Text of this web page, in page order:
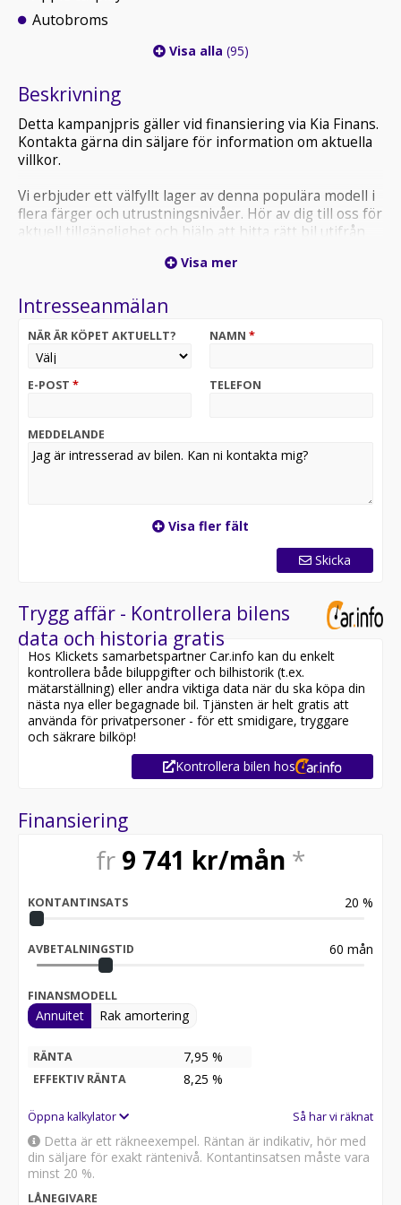
Autobroms
Visa alla (95)
Beskrivning
Detta kampanjpris gäller vid finansiering via Kia Finans.
Kontakta gärna din säljare för information om aktuella
villkor.
Vi erbjuder ett välfyllt lager av denna populära modell i
flera färger och utrustningsnivåer. Hör av dig till oss för
aktuell tillgänglighet och hjälp att hitta rätt bil utifrån
motsvarande bil redo för provkörning. Du är varmt
Framtida Bil.
ålder eller miltal, och erbjuder skräddarsydda
Kontakta:
Alessandro
Visa mer
Intresseanmälan
NÄR ÄR KÖPET AKTUELLT? NAMN *
E-POST * TELEFON
MEDDELANDE
Visa fler fält
Skicka
Trygg affär - Kontrollera bilens
data och historia gratis
Hos Klickets samarbetspartner Car.info kan du enkelt
kontrollera både biluppgifter och bilhistorik (t.ex.
mätarställning) eller andra viktiga data när du ska köpa din
nästa nya eller begagnade bil. Tjänsten är helt gratis att
använda för privatpersoner - för ett smidigare, tryggare
och säkrare bilköp!
Kontrollera bilen hos
Finansiering
fr 9 741 kr/mån *
KONTANTINSATS 20 %
AVBETALNINGSTID 60 mån
FINANSMODELL
Annuitet Rak amortering
RÄNTA 7,95 %
EFFEKTIV RÄNTA 8,25 %
Öppna kalkylator Så har vi räknat
Detta är ett räkneexempel. Räntan är indikativ, hör med
din säljare för exakt räntenivå. Kontantinsatsen måste vara
minst 20 %.
LÅNEGIVARE